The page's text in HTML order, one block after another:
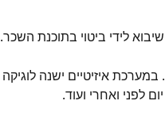
לידי ביטוי בתוכנת השכר.
במערכת איזיטיים ישנה לוגיקה
לפני ואחרי ועוד.